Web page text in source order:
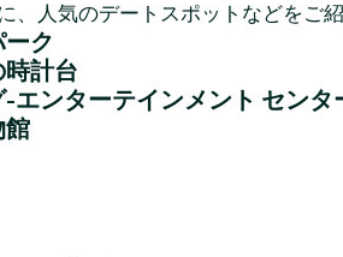
、人気のデートスポットなどをご紹
ク
時計台
エンターテインメント センタ
館